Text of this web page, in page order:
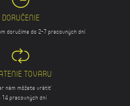
DORUČENIE
doručíme do 2-7 pracovných dní
TOVARU
nám môžete vrátiť
14 pracovných dní